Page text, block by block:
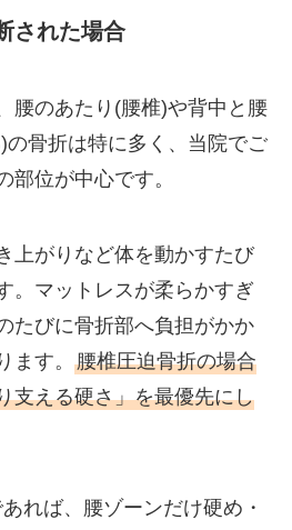
された場合
腰のあたり(腰椎)や背中と腰
骨折は特に多く、当院でご
部位が中心です。
上がりなど体を動かすたび
。マットレスが柔らかすぎ
たびに骨折部へ負担がかか
ます。
腰椎圧迫骨折の場合
支える硬さ」を最優先にし
れば、腰ゾーンだけ硬め・